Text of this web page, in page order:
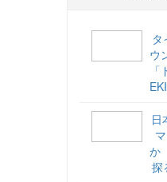
ウ
日
か
探